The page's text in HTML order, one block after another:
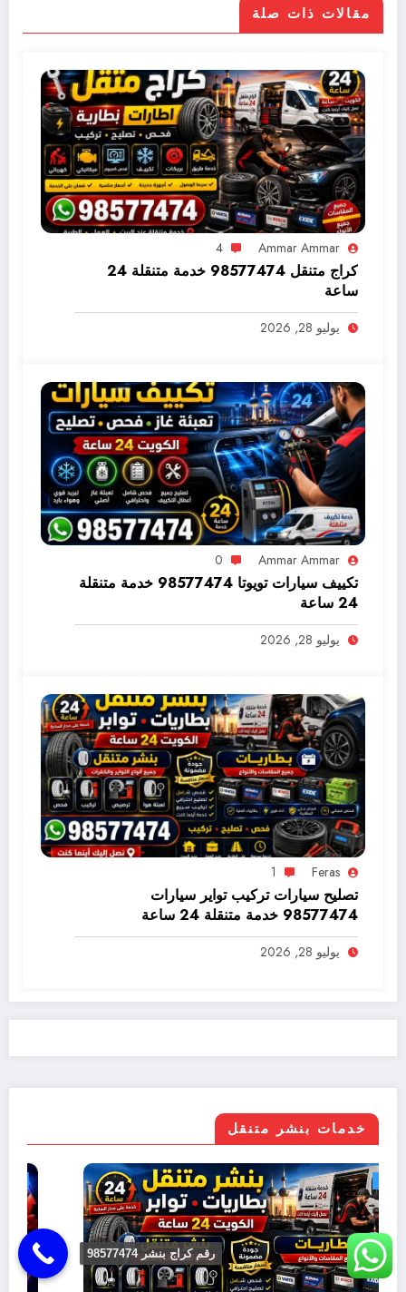
مقالات ذات صلة
Ammar Ammar
4
كراج متنقل 98577474 خدمة متنقلة 24
ساعة
يوليو 28, 2026
Ammar Ammar
0
تكييف سيارات تويوتا 98577474 خدمة متنقلة
24 ساعة
يوليو 28, 2026
Feras
1
تصليح سيارات تركيب تواير سيارات
98577474 خدمة متنقلة 24 ساعة
يوليو 28, 2026
خدمات بنشر متنقل
بنشر متنقل
رقم كراج بنشر 98577474